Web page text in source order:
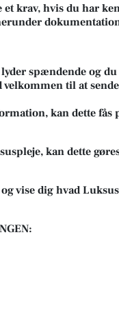
krav, hvis du har
spændende og
til at
kan dette fås
kan dette
vise dig hvad